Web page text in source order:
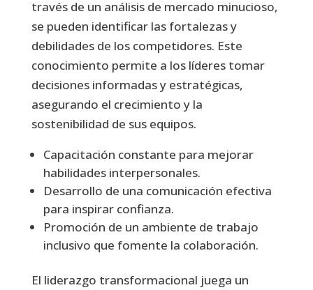
través de un análisis de mercado minucioso,
se pueden identificar las fortalezas y
debilidades de los competidores. Este
conocimiento permite a los líderes tomar
decisiones informadas y estratégicas,
asegurando el crecimiento y la
sostenibilidad de sus equipos.
Capacitación constante para mejorar
habilidades interpersonales.
Desarrollo de una comunicación efectiva
para inspirar confianza.
Promoción de un ambiente de trabajo
inclusivo que fomente la colaboración.
El liderazgo transformacional juega un